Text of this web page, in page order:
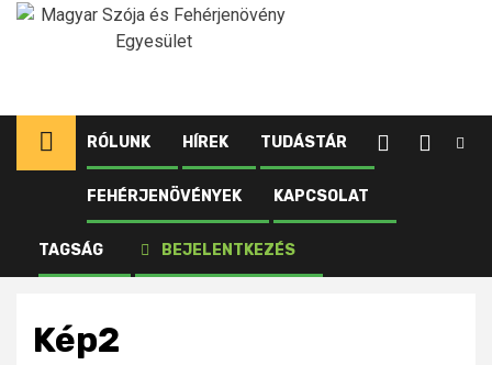
Ugrás
RÓLUNK HÍREK TUDÁSTÁR
FEHÉRJENÖVÉNYEK KAPCSOLAT
TAGSÁG BEJELENTKEZÉS
Kezdőlap
Újdonságok
Kép2
Kép2